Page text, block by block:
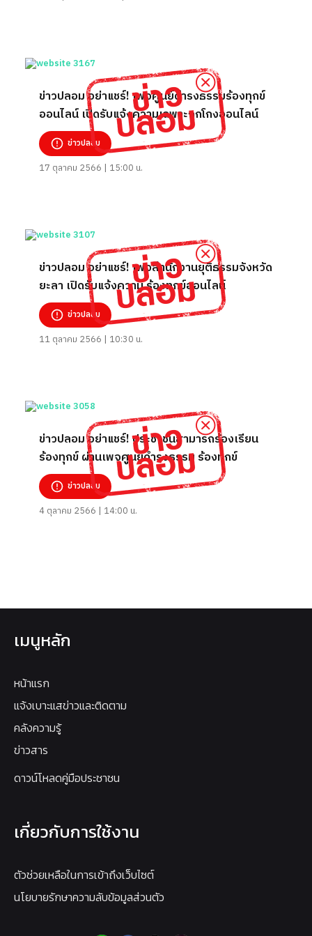
ข่าวปลอม อย่าแชร์! เพจศูนย์ดำรงธรรมร้องทุกข์
ออนไลน์ เปิดรับแจ้งความเฉพาะถูกโกงออนไลน์
ข่าวปลอม
17 ตุลาคม 2566 | 15:00 น.
ข่าวปลอม อย่าแชร์! เพจสำนักงานยุติธรรมจังหวัด
ยะลา เปิดรับแจ้งความ ร้องทุกข์ออนไลน์
ข่าวปลอม
11 ตุลาคม 2566 | 10:30 น.
ข่าวปลอม อย่าแชร์! ประชาชนสามารถร้องเรียน
ร้องทุกข์ ผ่านเพจศูนย์ดำรงธรรม ร้องทุกข์
ข่าวปลอม
4 ตุลาคม 2566 | 14:00 น.
เมนูหลัก
หน้าแรก
แจ้งเบาะแสข่าวและติดตาม
คลังความรู้
ข่าวสาร
ดาวน์โหลดคู่มือประชาชน
เกี่ยวกับการใช้งาน
ตัวช่วยเหลือในการเข้าถึงเว็บไซต์
นโยบายรักษาความลับข้อมูลส่วนตัว